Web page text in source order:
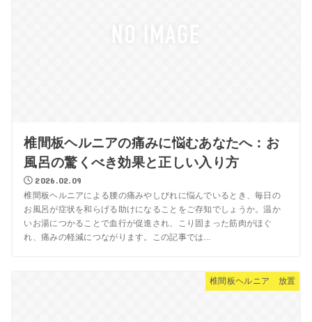
椎間板ヘルニアの痛みに悩むあなたへ：お
風呂の驚くべき効果と正しい入り方
2026.02.09
椎間板ヘルニアによる腰の痛みやしびれに悩んでいるとき、毎日の
お風呂が症状を和らげる助けになることをご存知でしょうか。温か
いお湯につかることで血行が促進され、こり固まった筋肉がほぐ
れ、痛みの軽減につながります。この記事では...
椎間板ヘルニア 放置